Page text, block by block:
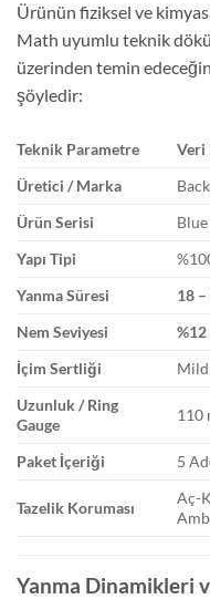
Ürünün fiziksel ve
Math uyumlu teknik
üzerinden temin
şöyledir:
Teknik Parametre
Veri
Üretici / Marka
Ürün Serisi
Yapı Tipi
Yanma Süresi
18
Nem Seviyesi
İçim Sertliği
Mild
Uzunluk / Ring
Gauge
110
Paket İçeriği 5
Tazelik Koruması
Aç-
Yanma Dinamikleri